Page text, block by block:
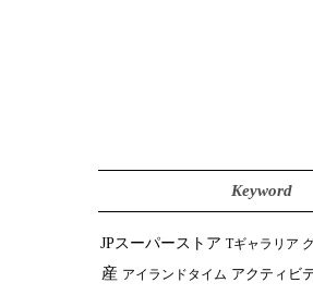
Keyword
JPスーパーストア Tギャラリア
産 アイランドタイム アクティビ